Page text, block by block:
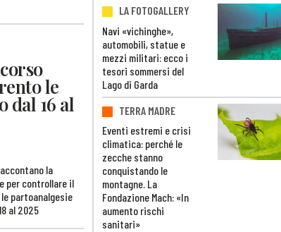
le
dal 16 al
la
per controllare il
partoanalgesie
al 2025
LA FOTOGALLERY
Navi «vichinghe»,
automobili, statue e
mezzi militari: ecco i
tesori sommersi del
Lago di Garda
TERRA MADRE
Eventi estremi e crisi
climatica: perché le
zecche stanno
conquistando le
montagne. La
Fondazione Mach: «In
aumento rischi
sanitari»